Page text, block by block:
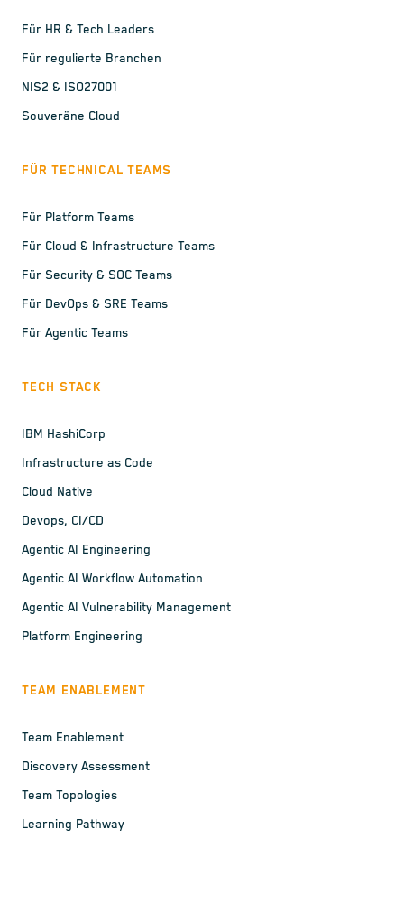
Für HR & Tech Leaders
Für regulierte Branchen
NIS2 & ISO27001
Souveräne Cloud
FÜR TECHNICAL TEAMS
Für Platform Teams
Für Cloud & Infrastructure Teams
Für Security & SOC Teams
Für DevOps & SRE Teams
Für Agentic Teams
TECH STACK
IBM HashiCorp
Infrastructure as Code
Cloud Native
Devops, CI/CD
Agentic AI Engineering
Agentic AI Workflow Automation
Agentic AI Vulnerability Management
Platform Engineering
TEAM ENABLEMENT
Team Enablement
Discovery Assessment
Team Topologies
Learning Pathway